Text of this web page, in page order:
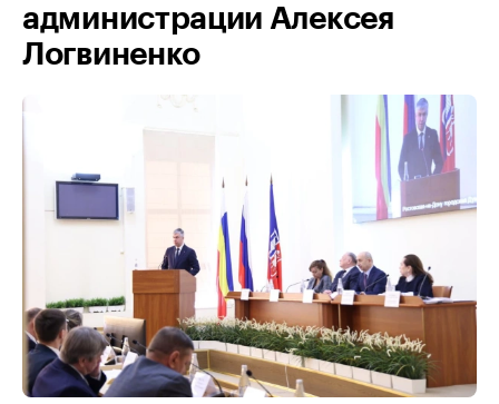
администрации Алексея
Логвиненко